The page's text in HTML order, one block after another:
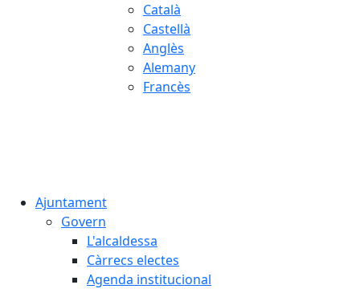
Català
Castellà
Anglès
Alemany
Francès
Ajuntament
Govern
L'alcaldessa
Càrrecs electes
Agenda institucional